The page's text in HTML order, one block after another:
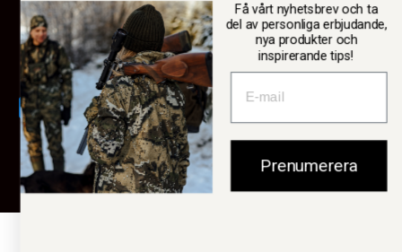
SWEDTEAM AB
ValutaSverige (SEK kr)
© 2026 Swedteam
Få vårt nyhetsbrev och ta
del av personliga erbjudande,
nya produkter och
inspirerande tips!
Prenumerera